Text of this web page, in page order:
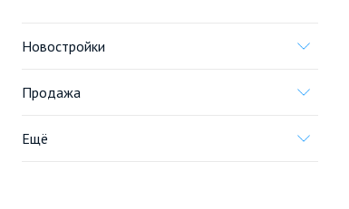
Новостройки
Продажа
Ещё